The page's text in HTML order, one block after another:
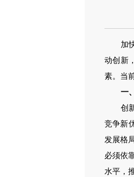
加
动创新
素。当
一
创
竞争新
发展格
必须依
水平，